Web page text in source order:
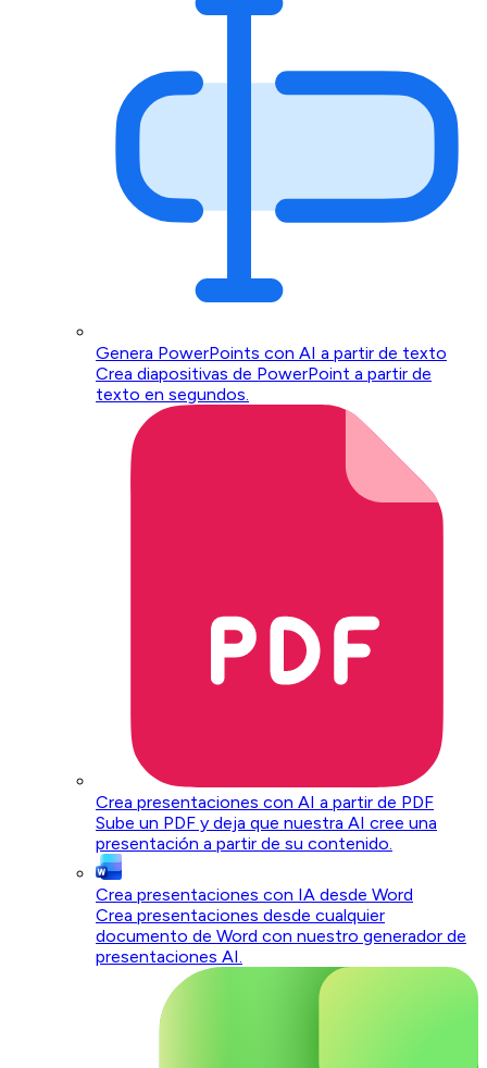
Genera PowerPoints con AI a partir de texto
Crea diapositivas de PowerPoint a partir de
texto en segundos.
Crea presentaciones con AI a partir de PDF
Sube un PDF y deja que nuestra AI cree una
presentación a partir de su contenido.
Crea presentaciones con IA desde Word
Crea presentaciones desde cualquier
documento de Word con nuestro generador de
presentaciones AI.